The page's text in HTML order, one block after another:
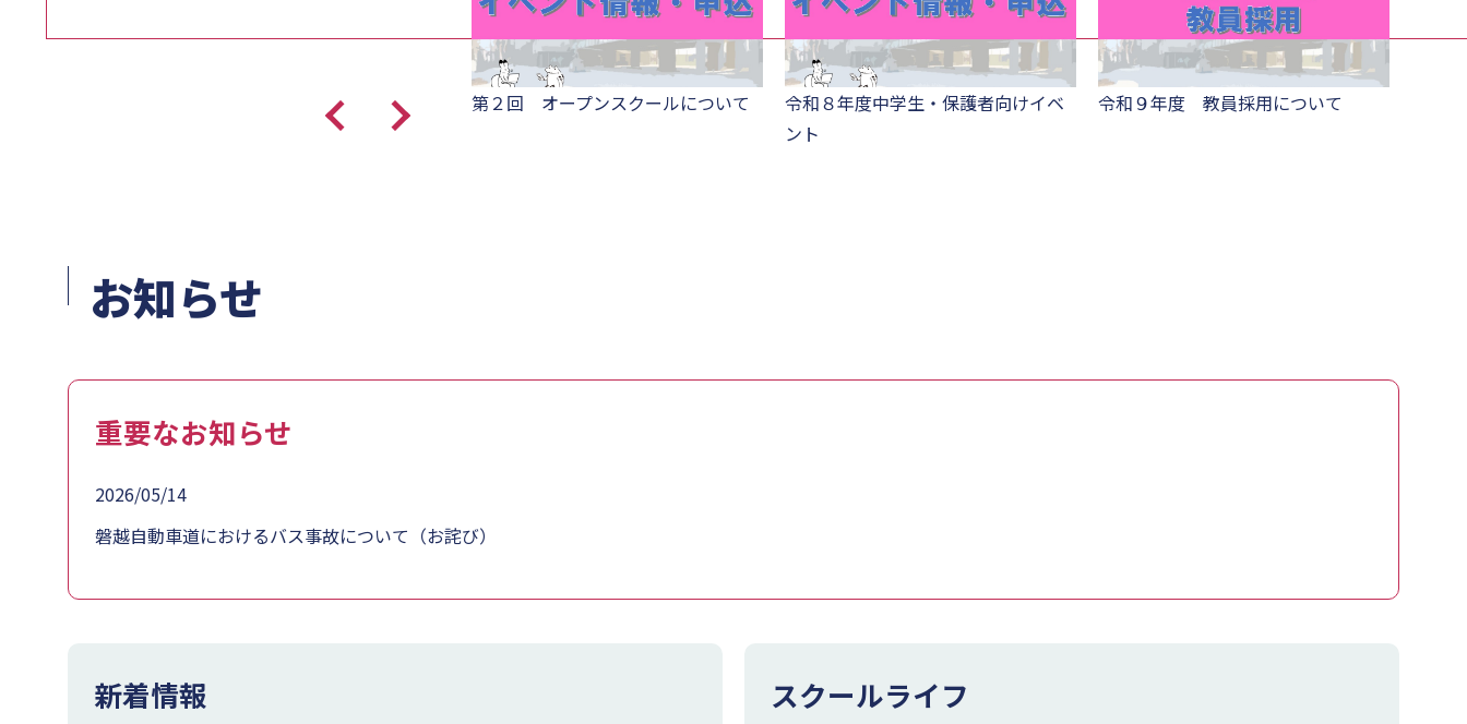
中国黒龍江省学生との国際交流 第２回 オープンスクールについて
令和８年度中学生・保護者向けイベ
ント
令和９年度 教員採用について
お知らせ
重要なお知らせ
2026/05/14
磐越自動車道におけるバス事故について（お詫び）
新着情報 スクールライフ